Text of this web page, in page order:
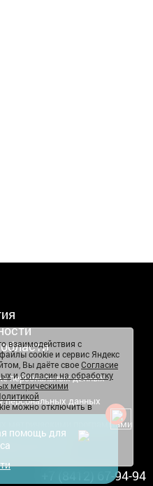
персональных данных
персональных данных
метрическими программами
+7 (8412) 67-94-94
помощь для
взаимодействия с
cookie и сервис Яндекс
Вы даёте своеСогласие
иСогласие на обработку
метрическими
можно отключить в